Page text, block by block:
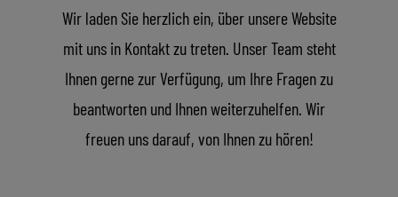
Wir laden Sie herzlich ein, über unsere Website
mit uns in Kontakt zu treten. Unser Team steht
Ihnen gerne zur Verfügung, um Ihre Fragen zu
beantworten und Ihnen weiterzuhelfen. Wir
freuen uns darauf, von Ihnen zu hören!